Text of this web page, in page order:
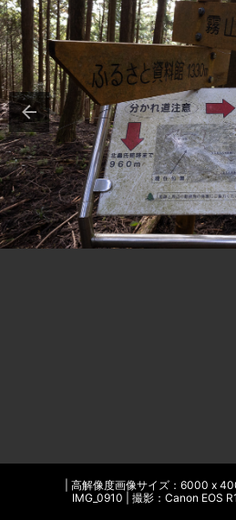
| 高解像度画像サイズ：6000 x
IMG_0910 | 撮影：Canon EOS